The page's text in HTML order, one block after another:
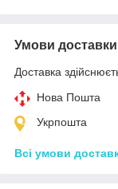
Умови доставки
Доставка
Нова Пошта
Укрпошта
Всі умови